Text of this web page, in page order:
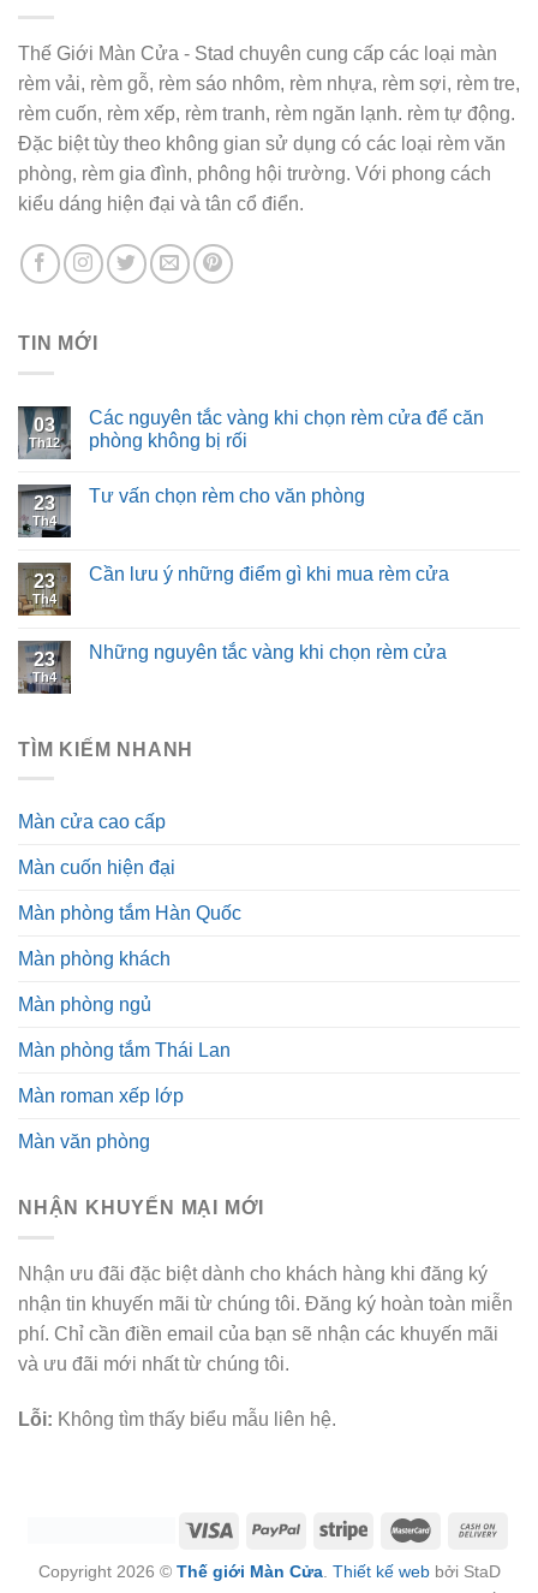
Thế Giới Màn Cửa - Stad chuyên cung cấp các loại màn
rèm vải, rèm gỗ, rèm sáo nhôm, rèm nhựa, rèm sợi, rèm tre,
rèm cuốn, rèm xếp, rèm tranh, rèm ngăn lạnh. rèm tự động.
Đặc biệt tùy theo không gian sử dụng có các loại rèm văn
phòng, rèm gia đình, phông hội trường. Với phong cách
kiểu dáng hiện đại và tân cổ điển.
TIN MỚI
03
Th12
Các nguyên tắc vàng khi chọn rèm cửa để căn
phòng không bị rối
23
Th4
Tư vấn chọn rèm cho văn phòng
23
Th4
Cần lưu ý những điểm gì khi mua rèm cửa
23
Th4
Những nguyên tắc vàng khi chọn rèm cửa
TÌM KIẾM NHANH
Màn cửa cao cấp
Màn cuốn hiện đại
Màn phòng tắm Hàn Quốc
Màn phòng khách
Màn phòng ngủ
Màn phòng tắm Thái Lan
Màn roman xếp lớp
Màn văn phòng
NHẬN KHUYẾN MẠI MỚI
Nhận ưu đãi đặc biệt dành cho khách hàng khi đăng ký
nhận tin khuyến mãi từ chúng tôi. Đăng ký hoàn toàn miễn
phí. Chỉ cần điền email của bạn sẽ nhận các khuyến mãi
và ưu đãi mới nhất từ chúng tôi.
Lỗi: Không tìm thấy biểu mẫu liên hệ.
Copyright 2026 © Thế giới Màn Cửa. Thiết kế webbởi StaD